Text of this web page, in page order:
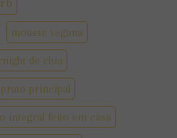
mousse vegana
de chia
prato principal
integral feito em casa